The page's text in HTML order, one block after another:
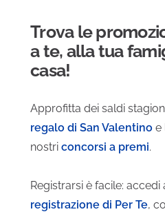
Trova le
a te, alla tua
casa!
Approfitta dei saldi
regalo di San Valentino e
nostri concorsi a premi.
Registrarsi è facile: accedi
registrazione di Per Te,